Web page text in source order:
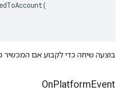
(
בוצעה שיחה כדי לקבוע אם המכשיר
OnPlatformEvent